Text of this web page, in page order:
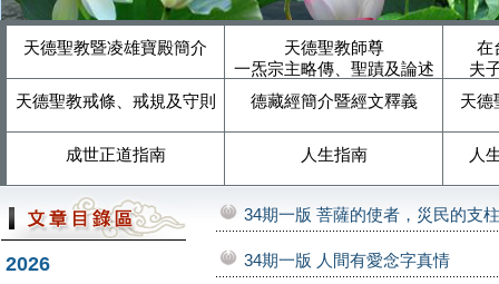
天德聖教暨凌雄寶殿簡介
天德聖教師尊
一炁宗主略傳、聖蹟及論述
在
夫
天德聖教戒條、戒規及守則
德藏經簡介暨經文釋義 天德
成世正道指南 人生指南 人
2026
34期一版 菩薩的使者，災民的支柱
34期一版 人間有愛念字真情